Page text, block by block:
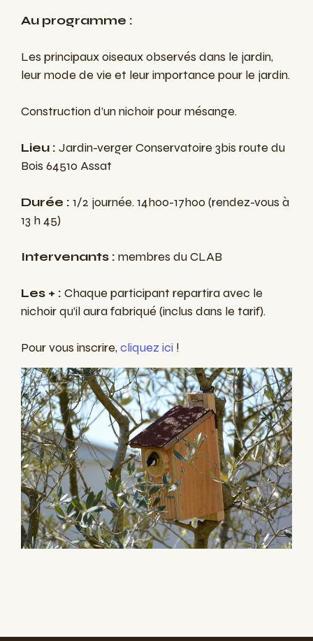
Au programme :
Les principaux oiseaux observés dans le jardin,
leur mode de vie et leur importance pour le jardin.
Construction d’un nichoir pour mésange.
Lieu : Jardin-verger Conservatoire 3bis route du
Bois 64510 Assat
Durée : 1/2 journée. 14h00-17h00 (rendez-vous à
13 h 45)
Intervenants : membres du CLAB
Les + : Chaque participant repartira avec le
nichoir qu’il aura fabriqué (inclus dans le tarif).
Pour vous inscrire,cliquez ici !